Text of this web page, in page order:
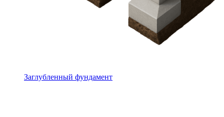
Заглубленный фундамент